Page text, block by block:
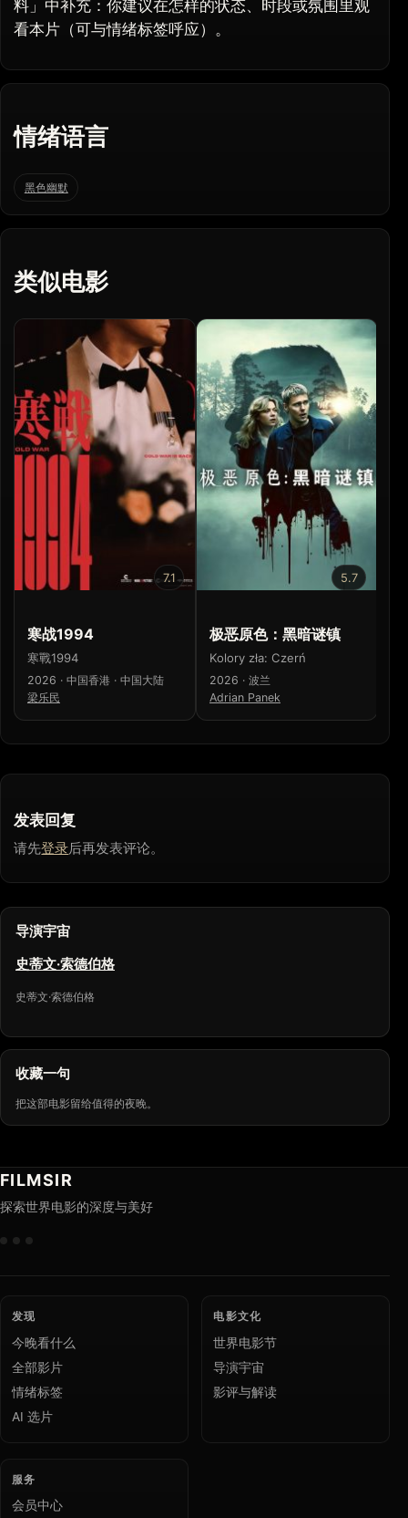
料」中补充：你建议在怎样的状态、时段或氛围里观
看本片（可与情绪标签呼应）。
情绪语言
黑色幽默
类似电影
7.1
寒战1994
寒戰1994
2026 · 中国香港 · 中国大陆
梁乐民
5.7
极恶原色：黑暗谜镇
Kolory zła: Czerń
2026 · 波兰
Adrian Panek
发表回复
请先登录后再发表评论。
导演宇宙
史蒂文·索德伯格
史蒂文·索德伯格
收藏一句
把这部电影留给值得的夜晚。
FILMSIR
探索世界电影的深度与美好
发现
今晚看什么
全部影片
情绪标签
AI 选片
电影文化
世界电影节
导演宇宙
影评与解读
服务
会员中心